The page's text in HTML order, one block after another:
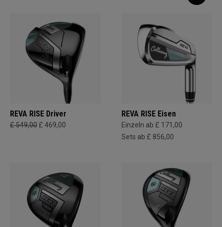
REVA RISE Driver
£ 549,00 £ 469,00
REVA RISE Eisen
Einzeln ab £ 171,00
Sets ab £ 856,00